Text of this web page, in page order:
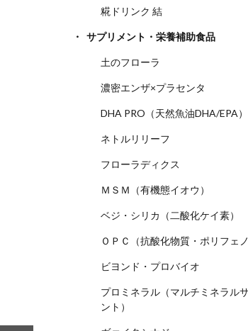
糀ドリンク 結
サプリメント・栄養補助食品
土のフローラ
濃密エンザ×プラセンタ
DHA PRO（天然魚油DHA/EPA）
ネトルリリーフ
フローラディクス
ＭＳＭ（有機態イオウ）
ベジ・シリカ（二酸化ケイ素）
ＯＰＣ（抗酸化物質・ポリフェノ
ビヨンド・プロバイオ
プロミネラル（マルチミネラル
ント）